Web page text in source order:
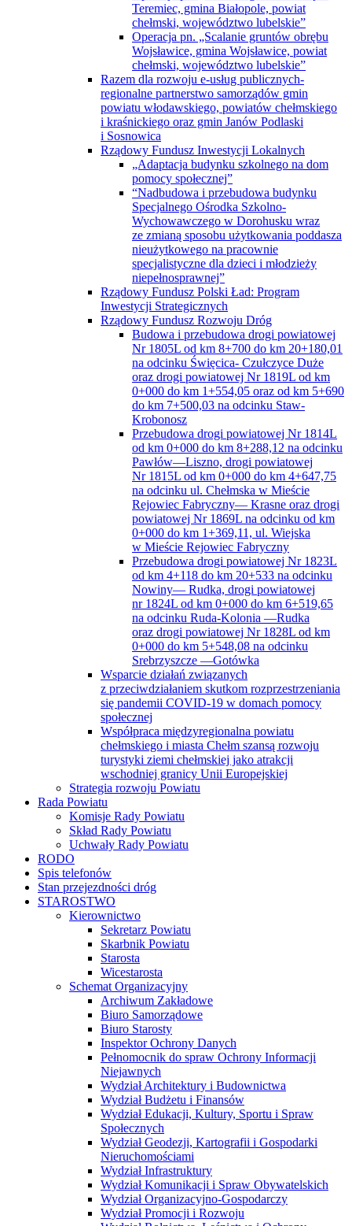
Teremiec, gmina Białopole, powiat
chełmski, województwo lubelskie”
Operacja pn. „Scalanie gruntów obrębu
Wojsławice, gmina Wojsławice, powiat
chełmski, województwo lubelskie”
Razem dla rozwoju e-usług publicznych-
regionalne partnerstwo samorządów gmin
powiatu włodawskiego, powiatów chełmskiego
i kraśnickiego oraz gmin Janów Podlaski
i Sosnowica
Rządowy Fundusz Inwestycji Lokalnych
„Adaptacja budynku szkolnego na dom
pomocy społecznej”
“Nadbudowa i przebudowa budynku
Specjalnego Ośrodka Szkolno-
Wychowawczego w Dorohusku wraz
ze zmianą sposobu użytkowania poddasza
nieużytkowego na pracownie
specjalistyczne dla dzieci i młodzieży
niepełnosprawnej”
Rządowy Fundusz Polski Ład: Program
Inwestycji Strategicznych
Rządowy Fundusz Rozwoju Dróg
Budowa i przebudowa drogi powiatowej
Nr 1805L od km 8+700 do km 20+180,01
na odcinku Święcica- Czułczyce Duże
oraz drogi powiatowej Nr 1819L od km
0+000 do km 1+554,05 oraz od km 5+690
do km 7+500,03 na odcinku Staw-
Krobonosz
Przebudowa drogi powiatowej Nr 1814L
od km 0+000 do km 8+288,12 na odcinku
Pawłów—Liszno, drogi powiatowej
Nr 1815L od km 0+000 do km 4+647,75
na odcinku ul. Chełmska w Mieście
Rejowiec Fabryczny— Krasne oraz drogi
powiatowej Nr 1869L na odcinku od km
0+000 do km 1+369,11, ul. Wiejska
w Mieście Rejowiec Fabryczny
Przebudowa drogi powiatowej Nr 1823L
od km 4+118 do km 20+533 na odcinku
Nowiny— Rudka, drogi powiatowej
nr 1824L od km 0+000 do km 6+519,65
na odcinku Ruda-Kolonia —Rudka
oraz drogi powiatowej Nr 1828L od km
0+000 do km 5+548,08 na odcinku
Srebrzyszcze —Gotówka
Wsparcie działań związanych
z przeciwdziałaniem skutkom rozprzestrzeniania
się pandemii COVID-19 w domach pomocy
społecznej
Współpraca międzyregionalna powiatu
chełmskiego i miasta Chełm szansą rozwoju
turystyki ziemi chełmskiej jako atrakcji
wschodniej granicy Unii Europejskiej
Strategia rozwoju Powiatu
Rada Powiatu
Komisje Rady Powiatu
Skład Rady Powiatu
Uchwały Rady Powiatu
RODO
Spis telefonów
Stan przejezdności dróg
STAROSTWO
Kierownictwo
Sekretarz Powiatu
Skarbnik Powiatu
Starosta
Wicestarosta
Schemat Organizacyjny
Archiwum Zakładowe
Biuro Samorządowe
Biuro Starosty
Inspektor Ochrony Danych
Pełnomocnik do spraw Ochrony Informacji
Niejawnych
Wydział Architektury i Budownictwa
Wydział Budżetu i Finansów
Wydział Edukacji, Kultury, Sportu i Spraw
Społecznych
Wydział Geodezji, Kartografii i Gospodarki
Nieruchomościami
Wydział Infrastruktury
Wydział Komunikacji i Spraw Obywatelskich
Wydział Organizacyjno-Gospodarczy
Wydział Promocji i Rozwoju